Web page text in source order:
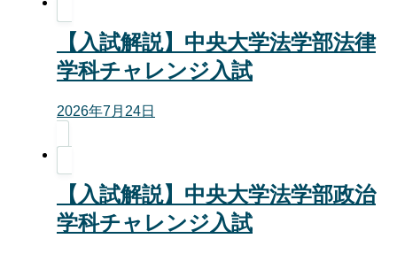
【入試解説】中央大学法学部法律
学科チャレンジ入試
2026年7月24日
【入試解説】中央大学法学部政治
学科チャレンジ入試